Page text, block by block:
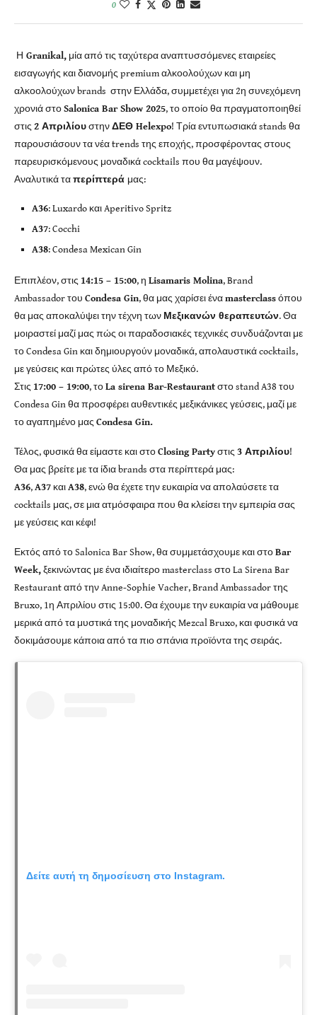
0
Η Granikal, μία από τις ταχύτερα αναπτυσσόμενες εταιρείες
εισαγωγής και διανομής premium αλκοολούχων και μη
αλκοολούχων brands στην Ελλάδα, συμμετέχει για 2η συνεχόμενη
χρονιά στοSalonica Bar Show 2025, το οποίο θα πραγματοποιηθεί
στις2 ΑπριλίουστηνΔΕΘ Helexpo! Τρία εντυπωσιακά stands θα
παρουσιάσουν τα νέα trends της εποχής, προσφέροντας στους
παρευρισκόμενους μοναδικά cocktails που θα μαγέψουν.
Αναλυτικά ταπερίπτερά μας:
A36: Luxardo και Aperitivo Spritz
A37: Cocchi
A38: Condesa Mexican Gin
Επιπλέον, στις 14:15 – 15:00, η Lisamaris Molina, Brand
Ambassador του Condesa Gin, θα μας χαρίσει έναmasterclassόπου
θα μας αποκαλύψει την τέχνη των Μεξικανών θεραπευτών. Θα
μοιραστεί μαζί μας πώς οι παραδοσιακές τεχνικές συνδυάζονται με
το Condesa Gin και δημιουργούν μοναδικά, απολαυστικά cocktails,
με γεύσεις και πρώτες ύλες από το Μεξικό.
Στις 17:00 – 19:00, τοLa sirena Bar-Restaurantστο stand A38 του
Condesa Gin θα προσφέρει αυθεντικές μεξικάνικες γεύσεις, μαζί με
το αγαπημένο μαςCondesa Gin.
Τέλος, φυσικά θα είμαστε και στοClosing Partyστις3 Απριλίου!
Θα μας βρείτε με τα ίδια brands στα περίπτερά μας:
A36,A37 καιA38, ενώ θα έχετε την ευκαιρία να απολαύσετε τα
cocktails μας, σε μια ατμόσφαιρα που θα κλείσει την εμπειρία σας
με γεύσεις και κέφι!
Εκτός από το Salonica Bar Show, θα συμμετάσχουμε και στοBar
Week,ξεκινώντας με ένα ιδιαίτερο masterclass στο La Sirena Bar
Restaurant από την Anne-Sophie Vacher, Brand Ambassador της
Bruxo, 1η Απριλίου στις 15:00. Θα έχουμε την ευκαιρία να μάθουμε
μερικά από τα μυστικά της μοναδικής Mezcal Bruxo, και φυσικά να
δοκιμάσουμε κάποια από τα πιο σπάνια προϊόντα της σειράς.
Δείτε αυτή τη δημοσίευση στο Instagram.